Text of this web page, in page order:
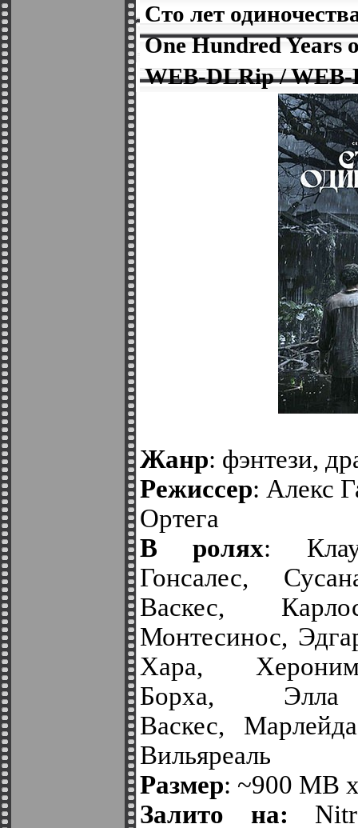
Сто лет
One Hundred Years
WEB-DLRip / WEB-
Жанр: фэнтези,
Режиссер: Алекс
Ортега
В ролях:
Гонсалес,
Васкес,
Монтесинос,
Хара,
Борха,
Васкес,
Вильяреаль
Размер: ~900 MB
Залито на: